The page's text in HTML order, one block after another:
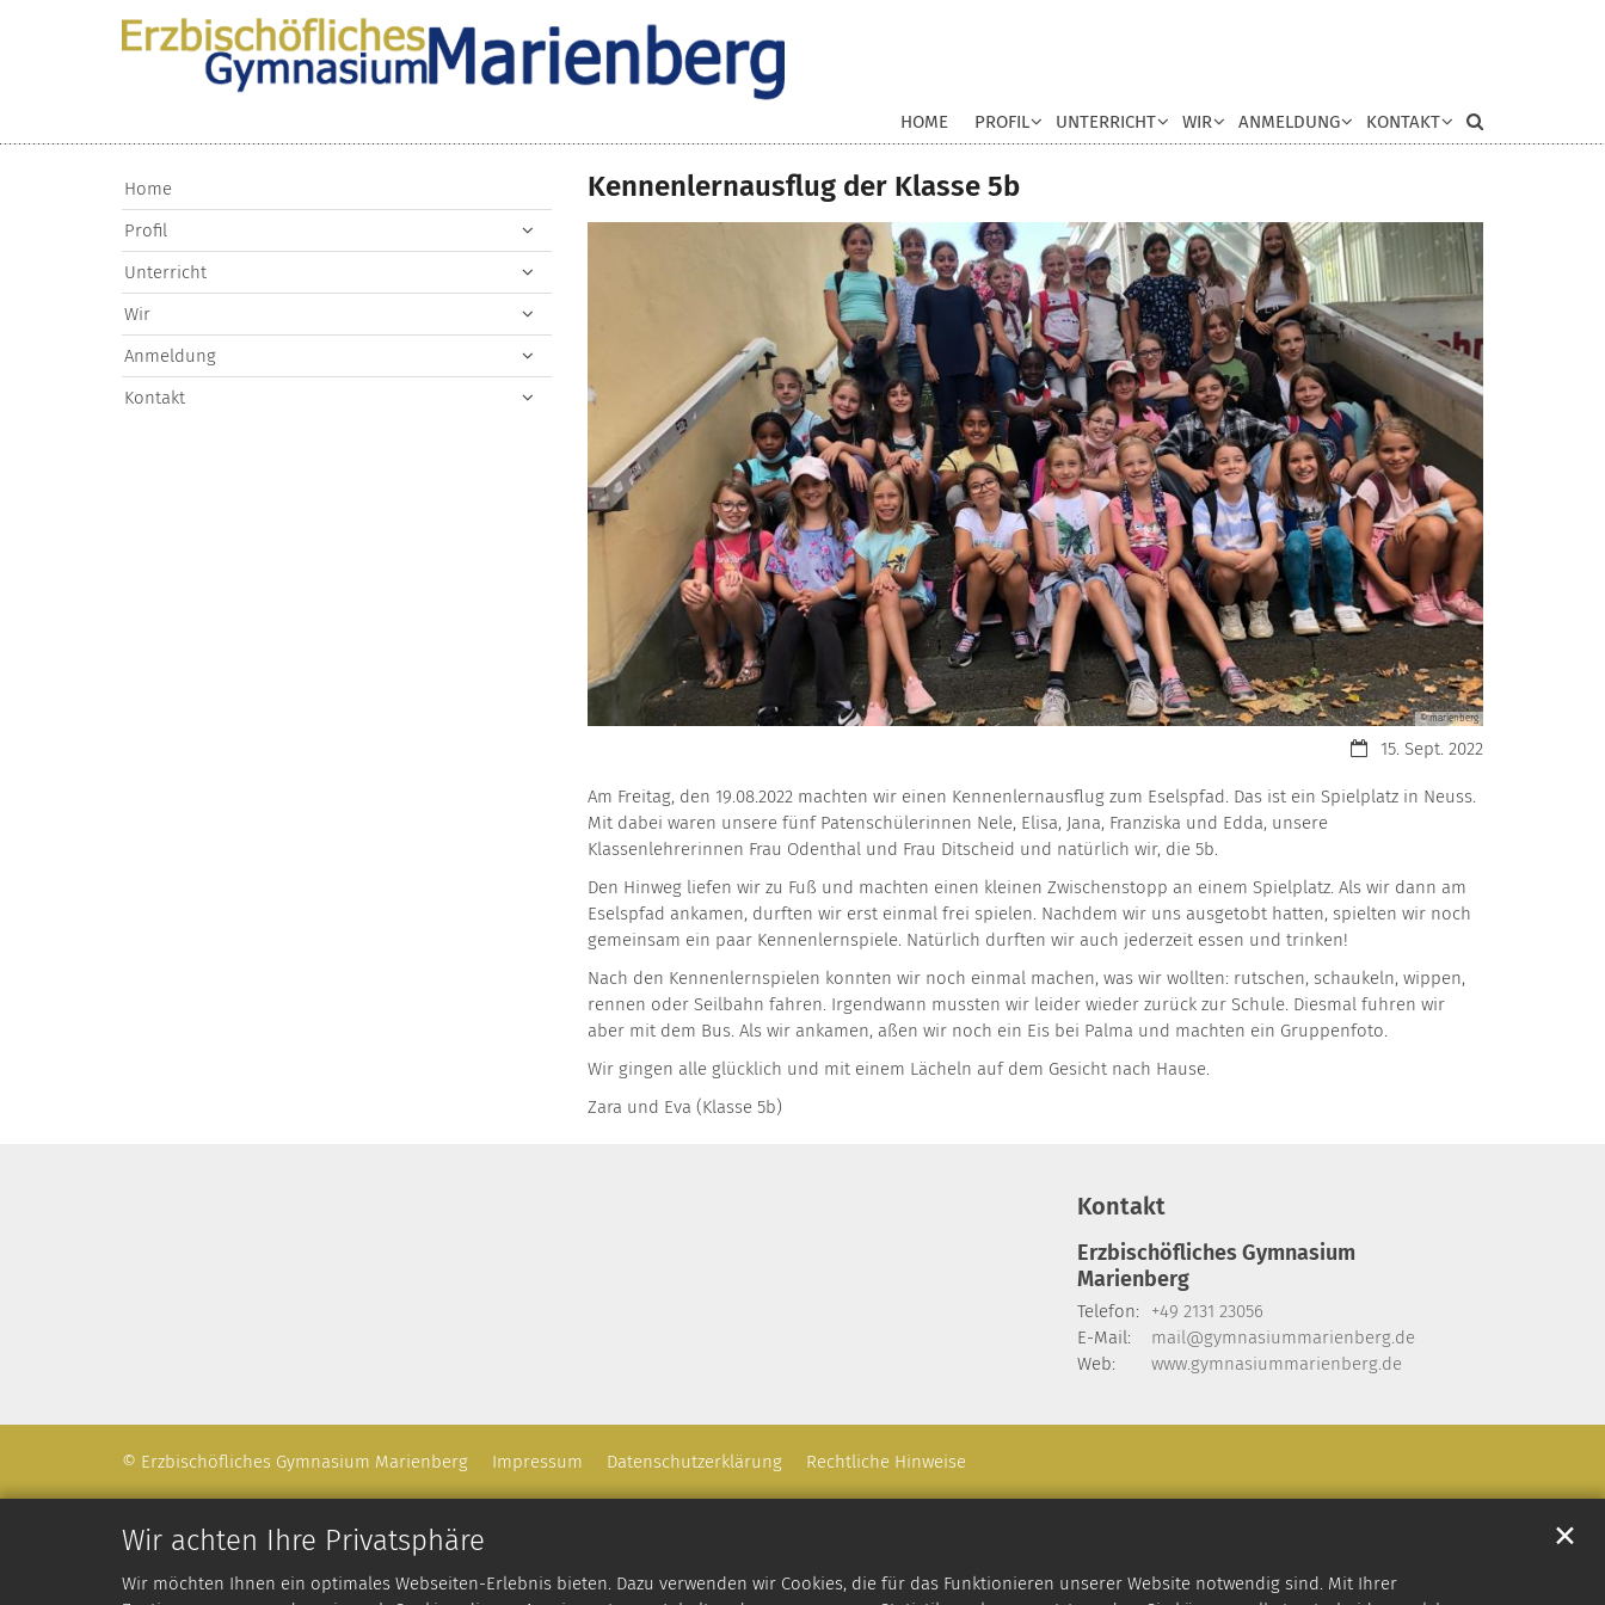
Wir achten Ihre Privatsphäre
Wir möchten Ihnen ein optimales Webseiten-Erlebnis bieten. Dazu verwenden wir Cookies, die für das Funktionieren unserer Website notwendig sind. Mit Ihrer
✕
HOME PROFIL UNTERRICHT WIR ANMELDUNG KONTAKT
Kennenlernausflug der Klasse 5b
© marienberg
Datum:15. Sept. 2022
Am Freitag, den 19.08.2022 machten wir einen Kennenlernausflug zum Eselspfad. Das ist ein Spielplatz in Neuss.
Mit dabei waren unsere fünf Patenschülerinnen Nele, Elisa, Jana, Franziska und Edda, unsere
Klassenlehrerinnen Frau Odenthal und Frau Ditscheid und natürlich wir, die 5b.
Den Hinweg liefen wir zu Fuß und machten einen kleinen Zwischenstopp an einem Spielplatz. Als wir dann am
Eselspfad ankamen, durften wir erst einmal frei spielen. Nachdem wir uns ausgetobt hatten, spielten wir noch
gemeinsam ein paar Kennenlernspiele. Natürlich durften wir auch jederzeit essen und trinken!
Nach den Kennenlernspielen konnten wir noch einmal machen, was wir wollten: rutschen, schaukeln, wippen,
rennen oder Seilbahn fahren. Irgendwann mussten wir leider wieder zurück zur Schule. Diesmal fuhren wir
aber mit dem Bus. Als wir ankamen, aßen wir noch ein Eis bei Palma und machten ein Gruppenfoto.
Wir gingen alle glücklich und mit einem Lächeln auf dem Gesicht nach Hause.
Zara und Eva (Klasse 5b)
Home
Profil
Unterricht
Wir
Anmeldung
Kontakt
Kontakt
Erzbischöfliches Gymnasium
Marienberg
Telefon:
+49 2131 23056
E-Mail:
mail@gymnasiummarienberg.de
Web:
www.gymnasiummarienberg.de
© Erzbischöfliches Gymnasium Marienberg Impressum Datenschutzerklärung Rechtliche Hinweise